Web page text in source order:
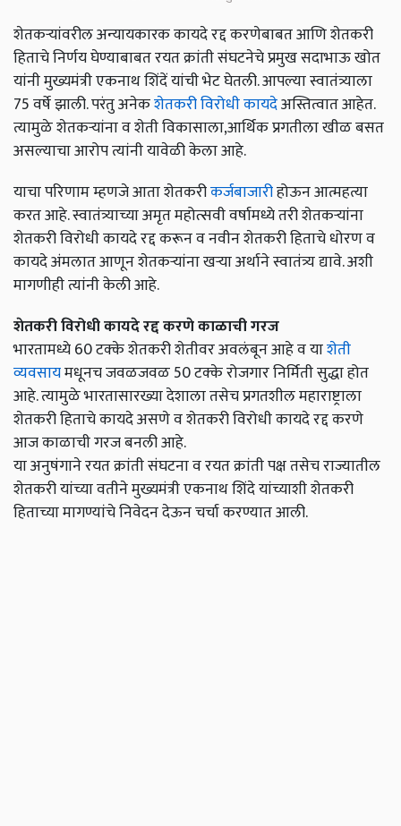
शेतकऱ्यांवरील अन्यायकारक कायदे रद्द करणेबाबत आणि शेतकरी
हिताचे निर्णय घेण्याबाबत रयत क्रांती संघटनेचे प्रमुख सदाभाऊ खोत
यांनी मुख्यमंत्री एकनाथ शिंदें यांची भेट घेतली. आपल्या स्वातंत्र्याला
75 वर्षे झाली. परंतु अनेकशेतकरी विरोधी कायदेअस्तित्वात आहेत.
त्यामुळे शेतकऱ्यांना व शेती विकासाला,आर्थिक प्रगतीला खीळ बसत
असल्याचा आरोप त्यांनी यावेळी केला आहे.
याचा परिणाम म्हणजे आता शेतकरीकर्जबाजारीहोऊन आत्महत्या
करत आहे. स्वातंत्र्याच्या अमृत महोत्सवी वर्षामध्ये तरी शेतकऱ्यांना
शेतकरी विरोधी कायदे रद्द करून व नवीन शेतकरी हिताचे धोरण व
कायदे अंमलात आणून शेतकऱ्यांना खऱ्या अर्थाने स्वातंत्र्य द्यावे. अशी
मागणीही त्यांनी केली आहे.
शेतकरी विरोधी कायदे रद्द करणे काळाची गरज
भारतामध्ये 60 टक्के शेतकरी शेतीवर अवलंबून आहे व याशेती
व्यवसायमधूनच जवळजवळ 50 टक्के रोजगार निर्मिती सुद्धा होत
आहे. त्यामुळे भारतासारख्या देशाला तसेच प्रगतशील महाराष्ट्राला
शेतकरी हिताचे कायदे असणे व शेतकरी विरोधी कायदे रद्द करणे
आज काळाची गरज बनली आहे.
या अनुषंगाने रयत क्रांती संघटना व रयत क्रांती पक्ष तसेच राज्यातील
शेतकरी यांच्या वतीने मुख्यमंत्री एकनाथ शिंदे यांच्याशी शेतकरी
हिताच्या मागण्यांचे निवेदन देऊन चर्चा करण्यात आली.